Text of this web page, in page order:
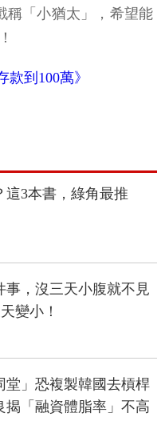
稱「小猶太」，希望能
款到100萬》
這3本書，綠角最推
事，沒三天小腹就不見
變小！
堂」恐複製韓國去槓桿
揭「融資體脂率」不高